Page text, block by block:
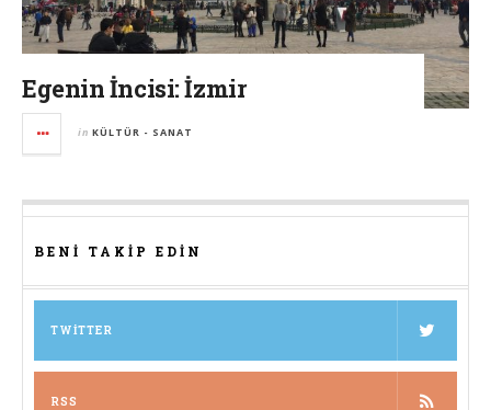
Egenin İncisi: İzmir
in KÜLTÜR - SANAT
BENI TAKIP EDIN
TWITTER
RSS